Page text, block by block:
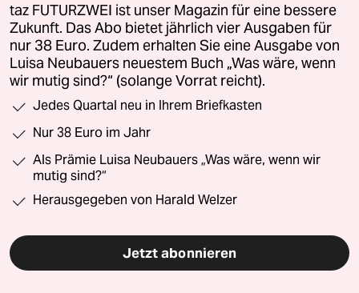
taz FUTURZWEI ist unser Magazin für eine bessere
Zukunft. Das Abo bietet jährlich vier Ausgaben für
nur 38 Euro. Zudem erhalten Sie eine Ausgabe von
Luisa Neubauers neuestem Buch „Was wäre, wenn
wir mutig sind?“ (solange Vorrat reicht).
Jedes Quartal neu in Ihrem Briefkasten
Nur 38 Euro im Jahr
Als Prämie Luisa Neubauers „Was wäre, wenn wir
mutig sind?“
Herausgegeben von Harald Welzer
Jetzt abonnieren